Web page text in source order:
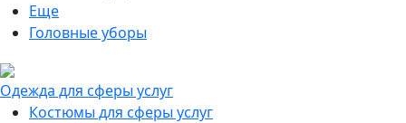
Еще
Головные уборы
Одежда для сферы услуг
Костюмы для сферы услуг